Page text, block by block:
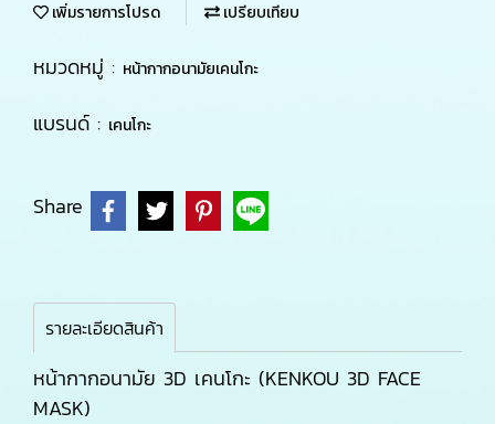
เพิ่มรายการโปรด เปรียบเทียบ
หมวดหมู่ : หน้ากากอนามัยเคนโกะ
แบรนด์ : เคนโกะ
Share
รายละเอียดสินค้า
หน้ากากอนามัย 3D เคนโกะ (KENKOU 3D FACE
MASK)